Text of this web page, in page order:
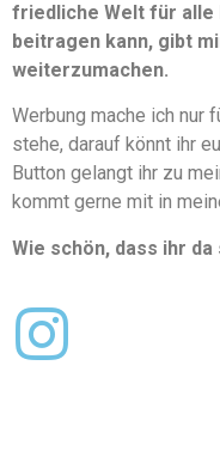
friedliche Welt für alle
beitragen kann, gibt
weiterzumachen.
Werbung mache ich nur
stehe, darauf könnt ihr
Button gelangt ihr zu
kommt gerne mit in
Wie schön, dass ihr da